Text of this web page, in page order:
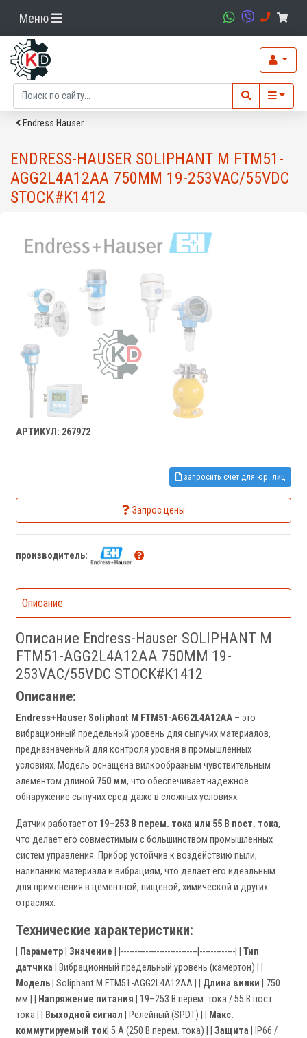
Меню
Endress Hauser
ENDRESS-HAUSER SOLIPHANT M FTM51-
AGG2L4A12AA 750MM 19-253VAC/55VDC
STOCK#K1412
АРТИКУЛ: 267972
запросить счет для юр. лиц
Запрос цены
производитель:
Описание
Описание Endress-Hauser SOLIPHANT M
FTM51-AGG2L4A12AA 750MM 19-
253VAC/55VDC STOCK#K1412
Описание:
Endress+Hauser Soliphant M FTM51-AGG2L4A12AA – это
вибрационный предельный уровень для сыпучих материалов,
предназначенный для контроля уровня в промышленных
условиях. Модель оснащена вилкообразным чувствительным
элементом длиной 750 мм, что обеспечивает надежное
обнаружение сыпучих сред даже в сложных условиях.
Датчик работает от 19–253 В перем. тока или 55 В пост. тока,
что делает его совместимым с большинством промышленных
систем управления. Прибор устойчив к воздействию пыли,
налипанию материала и вибрациям, что делает его идеальным
для применения в цементной, пищевой, химической и других
отраслях.
Технические характеристики:
Параметр Значение | |----------------------------|-------------| | Тип
датчика | Вибрационный предельный уровень (камертон) | |
Модель | Soliphant M FTM51-AGG2L4A12AA | | Длина вилки | 750
мм | |
Напряжение питания | 19–253 В перем. тока / 55 В пост.
тока | |
Выходной сигнал | Релейный (SPDT) | |
Макс.
коммутируемый ток | 5 A (250 В перем. тока) | | Защита | IP66 /